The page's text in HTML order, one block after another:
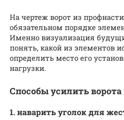
На чертеж ворот из
обязательном порядке
Именно визуализация
понять, какой из элементов
определить место его
нагрузки.
Способы усилить
1. наварить уголок для